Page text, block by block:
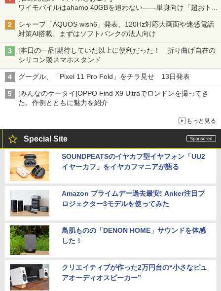
ワイモバイルはahamo 40GBを追わない――単身向け「超おトク
割」の安さと1年限定の注意点
シャープ「AQUOS wish6」発表、120Hz対応大画面や迷惑電話
対策AI搭載、まずはソフトバンクの法人向け
[本日の一品]期待していた以上に便利だった！ 折り曲げ自在の
シリコン製スマホスタンド
グーグル、「Pixel 11 Pro Fold」をチラ見せ 13日発表
[みんなのケータイ]OPPO Find X9 Ultraでロンドンを撮ってき
た。作例とともに魅力を紹介
もっと見る
Special Site
SOUNDPEATSのイヤカフ型イヤフォン「UU2
イヤーカフ」をイヤカフマニアが語る
Amazon プライムデー過去最安! Anker注目プ
ロジェクター3モデルを使ってみた
鳥肌ものの「DENON HOME」サウンドを体感
した！
クリエイティブが作った2万円台の“小さなピュ
アオーディオスピーカー”